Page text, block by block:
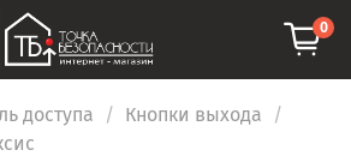
0
доступа
Кнопки выхода